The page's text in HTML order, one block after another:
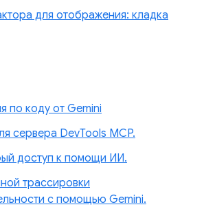
для отображения: кладка
по коду от Gemini
сервера DevTools MCP.
доступ к помощи ИИ.
трассировки
с помощью Gemini.